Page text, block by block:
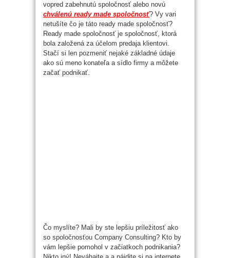
vopred zabehnutú spoločnosť alebo novú
chválenú ready made spoločnosť? Vy vari
netušíte čo je táto ready made spoločnosť?
Ready made spoločnosť je spoločnosť, ktorá
bola založená za účelom predaja klientovi.
Stačí si len pozmeniť nejaké základné údaje
ako sú meno konateľa a sídlo firmy a môžete
začať podnikať.
Čo myslíte? Mali by ste lepšiu príležitosť ako
so spoločnosťou Company Consulting? Kto by
vám lepšie pomohol v začiatkoch podnikania?
Nikto iný! Neváhajte a a nájdite si na internete